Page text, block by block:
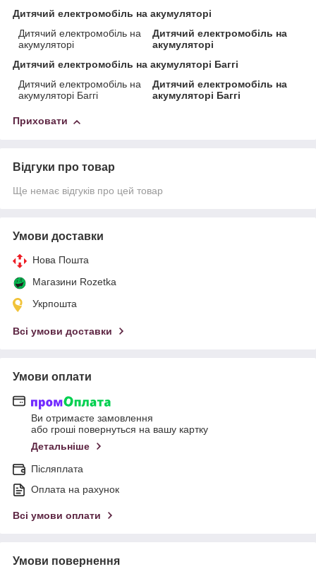
Дитячий електромобіль на акумуляторі
Дитячий електромобіль на
акумуляторі
Дитячий електромобіль на
акумуляторі
Дитячий електромобіль на акумуляторі Баггі
Дитячий електромобіль на
акумуляторі Баггі
Дитячий електромобіль на
акумуляторі Баггі
Приховати
Відгуки про товар
Ще немає відгуків про цей товар
Умови доставки
Нова Пошта
Магазини Rozetka
Укрпошта
Всі умови доставки
Умови оплати
Ви отримаєте замовлення
або гроші повернуться на вашу картку
Детальніше
Післяплата
Оплата на рахунок
Всі умови оплати
Умови повернення